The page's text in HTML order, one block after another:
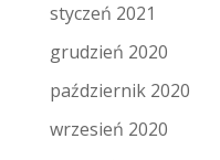
styczeń 2021
grudzień 2020
październik 2020
wrzesień 2020